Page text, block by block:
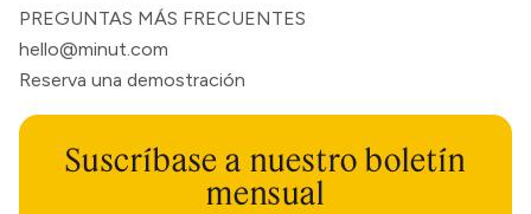
PREGUNTAS MÁS FRECUENTES
hello@minut.com
Reserva una demostración
Suscríbase a nuestro boletín
mensual